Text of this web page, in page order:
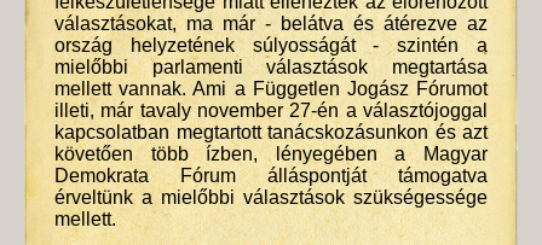
választásokat, ma már - belátva és átérezve az
ország helyzetének súlyosságát - szintén a
mielőbbi parlamenti választások megtartása
mellett vannak. Ami a Független Jogász Fórumot
illeti, már tavaly november 27-én a választójoggal
kapcsolatban megtartott tanácskozásunkon és azt
követően több ízben, lényegében a Magyar
Demokrata Fórum álláspontját támogatva
érveltünk a mielőbbi választások szükségessége
mellett.